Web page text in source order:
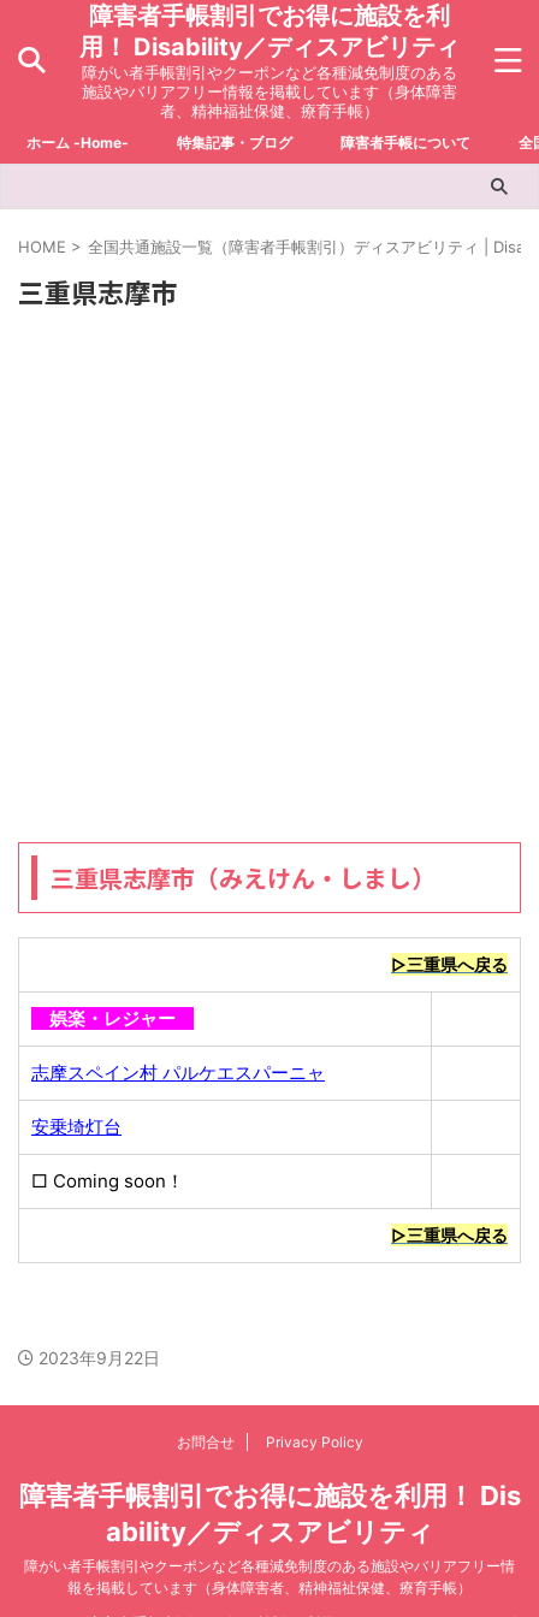
障害者手帳割引でお得に施設を利
用！ Disability／ディスアビリティ
障がい者手帳割引やクーポンなど各種減免制度のある
施設やバリアフリー情報を掲載しています（身体障害
者、精神福祉保健、療育手帳）
ホーム -Home- 特集記事・ブログ 障害者手帳について 全
HOME > 全国共通施設一覧（障害者手帳割引）ディスアビリティ |
三重県志摩市
三重県志摩市（みえけん・しまし）
▷三重県へ戻る
娯楽・レジャー
志摩スペイン村 パルケエスパーニャ
安乗埼灯台
□ Coming soon！
▷三重県へ戻る
2023年9月22日
お問合せ Privacy Policy
障害者手帳割引でお得に施設を利用！ Dis
ability／ディスアビリティ
障がい者手帳割引やクーポンなど各種減免制度のある施設やバリアフリー情
報を掲載しています（身体障害者、精神福祉保健、療育手帳）